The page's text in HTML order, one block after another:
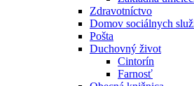
Zdravotníctvo
Domov sociálnych
Pošta
Duchovný život
Cintorín
Farnosť